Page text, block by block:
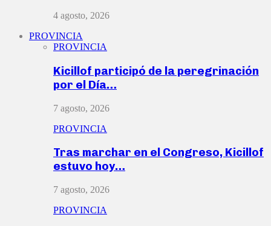
4 agosto, 2026
PROVINCIA
PROVINCIA
Kicillof participó de la peregrinación
por el Día…
7 agosto, 2026
PROVINCIA
Tras marchar en el Congreso, Kicillof
estuvo hoy…
7 agosto, 2026
PROVINCIA